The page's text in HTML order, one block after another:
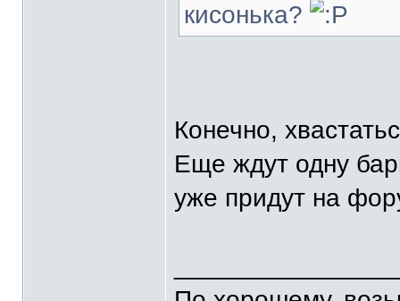
кисонька?
Конечно,
Еще ждут одну
уже придут на